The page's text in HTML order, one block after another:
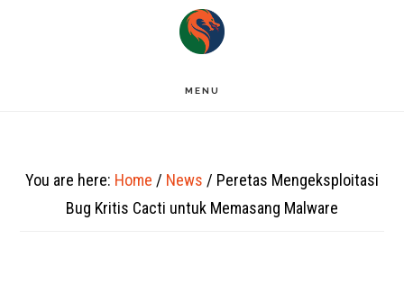
MENU
You are here: Home / News / Peretas Mengeksploitasi
Bug Kritis Cacti untuk Memasang Malware